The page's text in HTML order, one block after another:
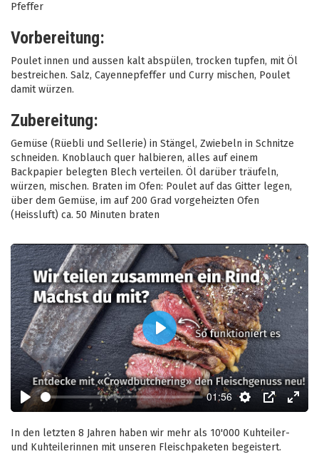
Pfeffer
Vorbereitung:
Poulet innen und aussen kalt abspülen, trocken tupfen, mit Öl
bestreichen. Salz, Cayennepfeffer und Curry mischen, Poulet
damit würzen.
Zubereitung:
Gemüse (Rüebli und Sellerie) in Stängel, Zwiebeln in Schnitze
schneiden. Knoblauch quer halbieren, alles auf einem
Backpapier belegten Blech verteilen. Öl darüber träufeln,
würzen, mischen. Braten im Ofen: Poulet auf das Gitter legen,
über dem Gemüse, im auf 200 Grad vorgeheizten Ofen
(Heissluft) ca. 50 Minuten braten
Play
01:56
Settings
PIP Enter
Play
In den letzten 8 Jahren haben wir mehr als 10'000 Kuhteiler-
und Kuhteilerinnen mit unseren Fleischpaketen begeistert.